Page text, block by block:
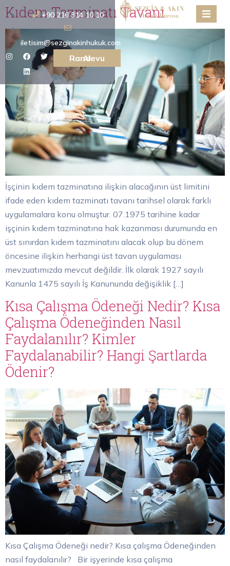
+90 216 314 10 10
iletisim@sezginakinhukuk.com
Randevu Al
Kıdem Tazminatı Tavanı
İşçinin kıdem tazminatına ilişkin alacağının üst limitini
ifade eden kıdem tazminatı tavanı tarihsel olarak farklı
uygulamalara konu olmuştur. 07.1975 tarihine kadar
işçinin kıdem tazminatına hak kazanması durumunda en
üst sınırdan kıdem tazminatını alacak olup bu dönem
öncesine ilişkin herhangi üst tavan uygulaması
mevzuatımızda mevcut değildir. İlk olarak 1927 sayılı
Kanunla 1475 sayılı İş Kanununda değişiklik […]
Kısa Çalışma Ödeneği Nedir? Kısa
Çalışma Ödeneğinden Nasıl
Faydalanılır? Kimler
Faydalanabilir? Hangi Şartlarda
Ödenir?
Kısa Çalışma Ödeneği nedir? Kısa çalışma Ödeneğinden
nasıl faydalanılır? Bir işyerinde kısa çalışma